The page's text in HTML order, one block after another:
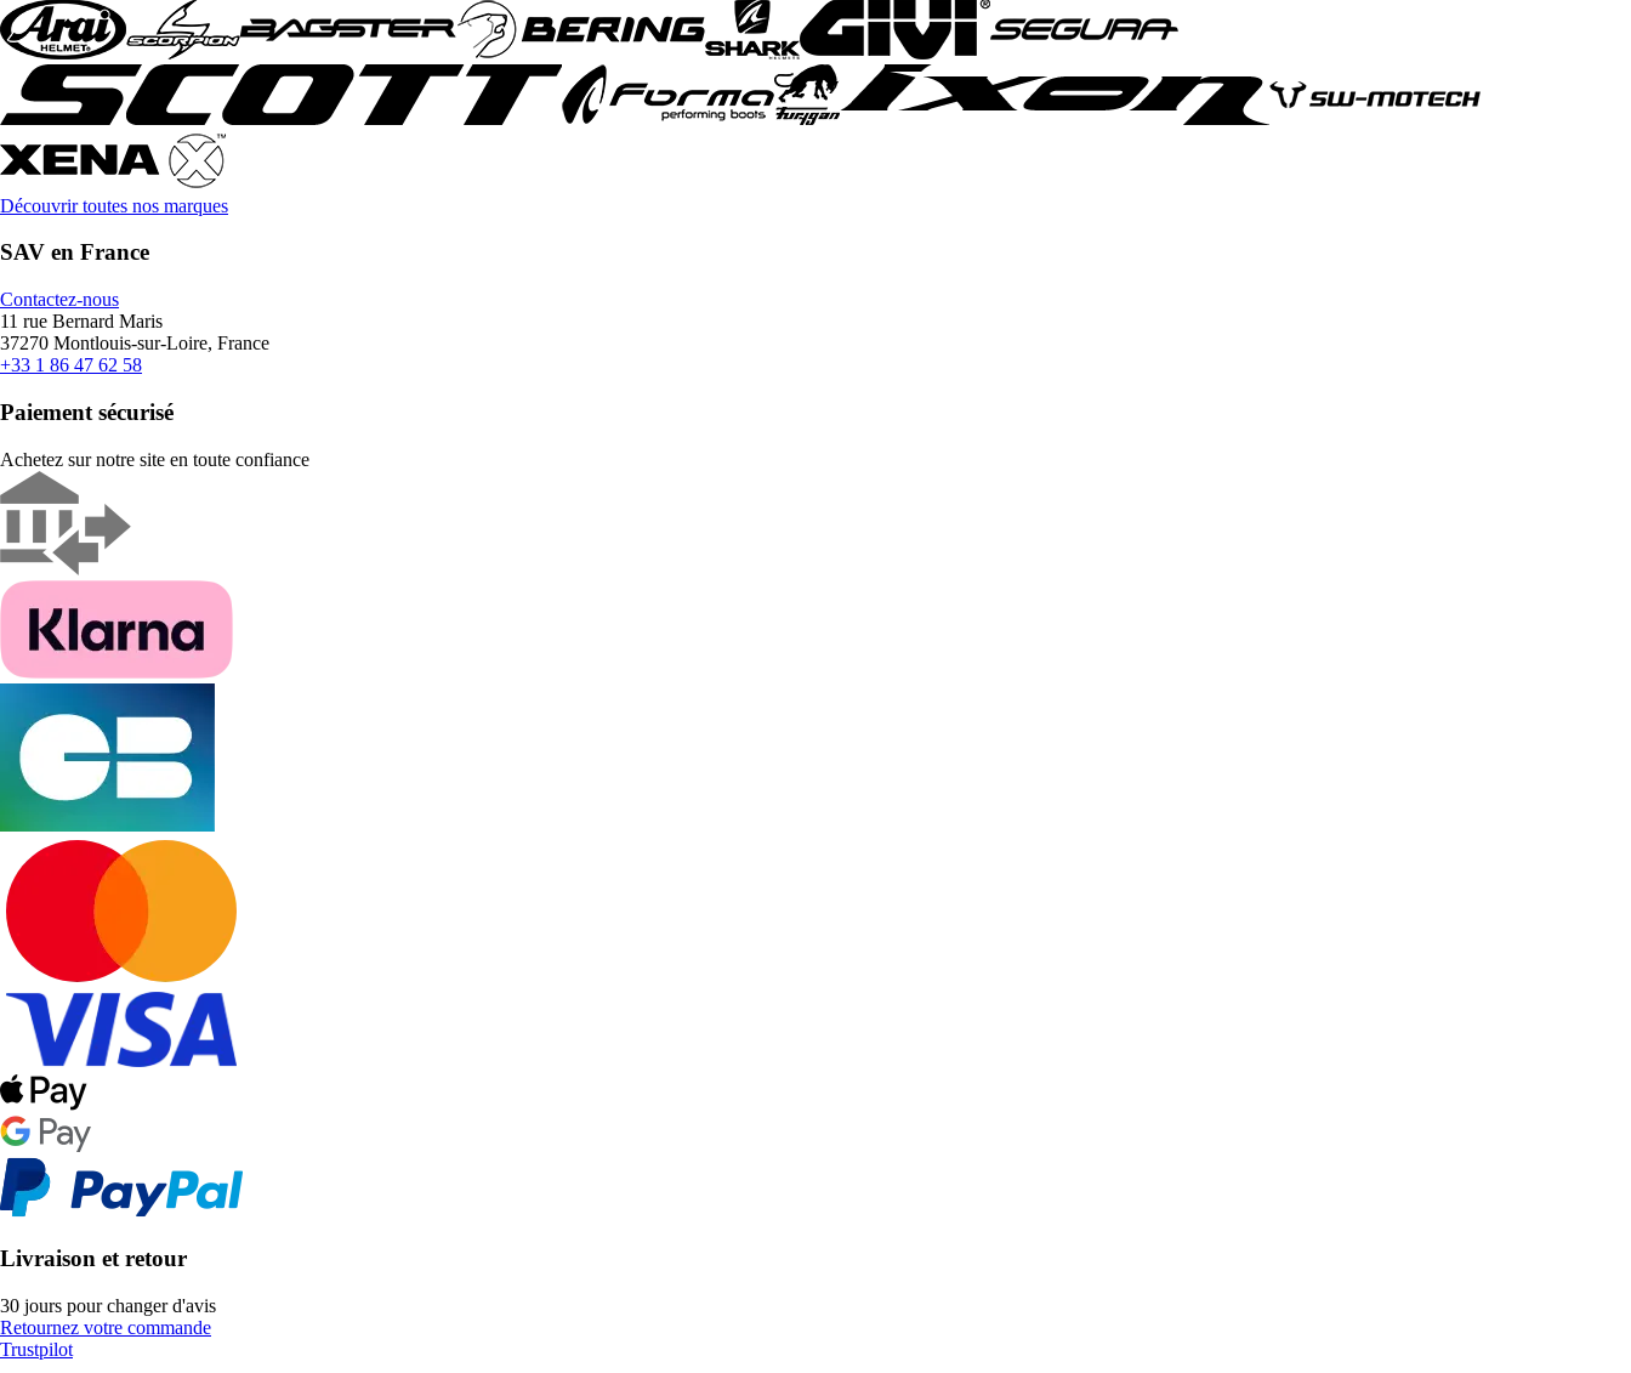
Découvrir toutes nos marques
SAV en France
Contactez-nous
11 rue Bernard Maris
37270 Montlouis-sur-Loire, France
+33 1 86 47 62 58
Paiement sécurisé
Achetez sur notre site en toute confiance
Livraison et retour
30 jours pour changer d'avis
Retournez votre commande
Trustpilot